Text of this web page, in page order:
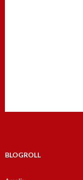
BLOGROLL